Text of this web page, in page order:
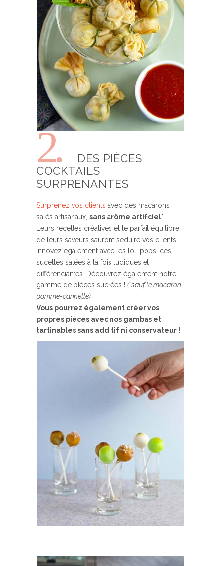
2.DES PIÈCES
COCKTAILS
SURPRENANTES
Surprenez vos clients avec des macarons
salés artisanaux, sans arôme artificiel*
Leurs recettes créatives et le parfait équilibre
de leurs saveurs sauront séduire vos clients.
Innovez également avec les lollipops, ces
sucettes salées à la fois ludiques et
différenciantes. Découvrez également notre
gamme de pièces sucrées ! (*sauf le macaron
pomme-cannelle)
Vous pourrez également créer vos
propres pièces avec nos gambas et
tartinables sans additif ni conservateur !